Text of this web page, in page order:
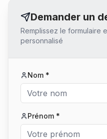
Demander un
Remplissez le formulaire
personnalisé
Nom *
Prénom *